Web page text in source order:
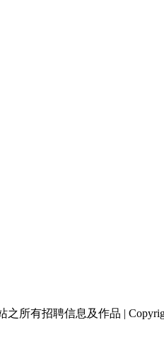
所有招聘信息及作品 |